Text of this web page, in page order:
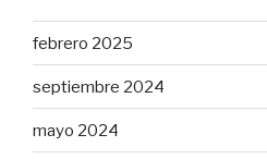
febrero 2025
septiembre 2024
mayo 2024